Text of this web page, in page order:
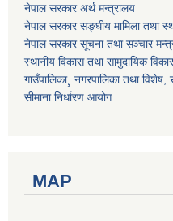
नेपाल सरकार अर्थ मन्त्रालय
नेपाल सरकार सङ्घीय मामिला तथा
नेपाल सरकार सूचना तथा सञ्चार
स्थानीय विकास तथा सामुदायिक
गाउँपालिका¸ नगरपालिका तथा विशेष,
सीमाना निर्धारण आयोग
MAP